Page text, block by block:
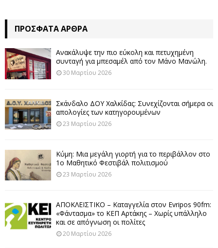
ΠΡΌΣΦΑΤΑ ΆΡΘΡΑ
Ανακάλυψε την πιο εύκολη και πετυχημένη
συνταγή για μπεσαμέλ από τον Μάνο Μανώλη.
30 Μαρτίου 2026
Σκάνδαλο ΔΟΥ Χαλκίδας: Συνεχίζονται σήμερα οι
απολογίες των κατηγορουμένων
23 Μαρτίου 2026
Κύμη: Μια μεγάλη γιορτή για το περιβάλλον στο
1ο Μαθητικό Φεστιβάλ πολιτισμού
23 Μαρτίου 2026
ΑΠΟΚΛΕΙΣΤΙΚΟ – Καταγγελία στον Evripos 90fm:
«Φάντασμα» το ΚΕΠ Αρτάκης – Χωρίς υπάλληλο
και σε απόγνωση οι πολίτες
20 Μαρτίου 2026